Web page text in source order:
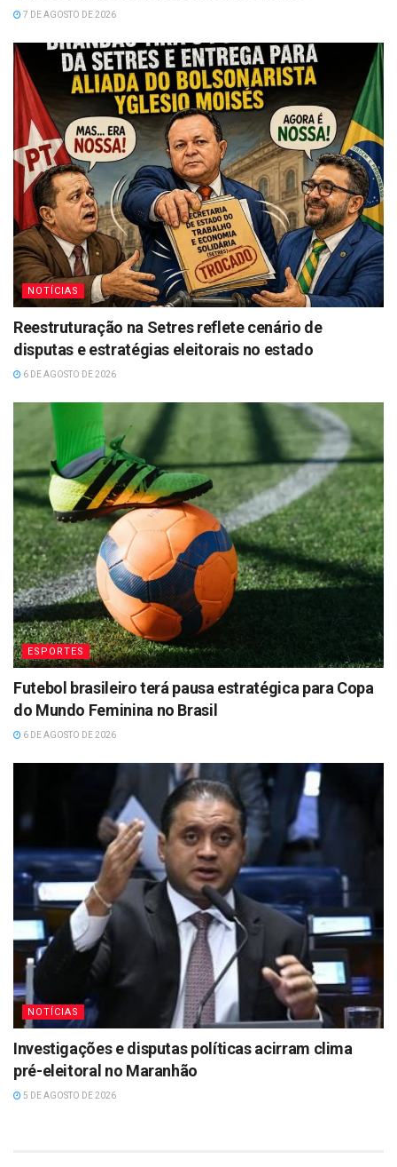
7 DE AGOSTO DE 2026
NOTÍCIAS
Reestruturação na Setres reflete cenário de
disputas e estratégias eleitorais no estado
6 DE AGOSTO DE 2026
ESPORTES
Futebol brasileiro terá pausa estratégica para Copa
do Mundo Feminina no Brasil
6 DE AGOSTO DE 2026
NOTÍCIAS
Investigações e disputas políticas acirram clima
pré-eleitoral no Maranhão
5 DE AGOSTO DE 2026